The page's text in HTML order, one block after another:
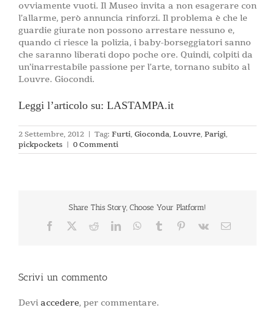
ovviamente vuoti. Il Museo invita a non esagerare con
l’allarme, però annuncia rinforzi. Il problema è che le
guardie giurate non possono arrestare nessuno e,
quando ci riesce la polizia, i baby-borseggiatori sanno
che saranno liberati dopo poche ore. Quindi, colpiti da
un’inarrestabile passione per l’arte, tornano subito al
Louvre. Giocondi.
Leggi l’articolo su: LASTAMPA.it
2 Settembre, 2012 | Tag: Furti, Gioconda, Louvre, Parigi,
pickpockets | 0 Commenti
Share This Story, Choose Your Platform!
Facebook RedditLinkedInWhatsApp
Tumblr Pinterest
Vk Email
Scrivi un commento
Devi accedere, per commentare.